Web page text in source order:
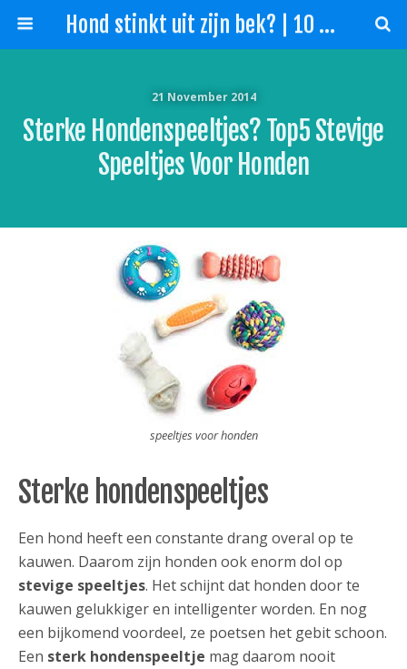
Hond stinkt uit zijn bek? | 10 Tips slechte adem hond!
21 November 2014
Sterke Hondenspeeltjes? Top5 Stevige
Speeltjes Voor Honden
speeltjes voor honden
Sterke hondenspeeltjes
Een hond heeft een constante drang overal op te
kauwen. Daarom zijn honden ook enorm dol op
stevige speeltjes. Het schijnt dat honden door te
kauwen gelukkiger en intelligenter worden. En nog
een bijkomend voordeel, ze poetsen het gebit schoon.
Een sterk hondenspeeltje mag daarom nooit